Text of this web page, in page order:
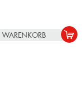
WARENKORB